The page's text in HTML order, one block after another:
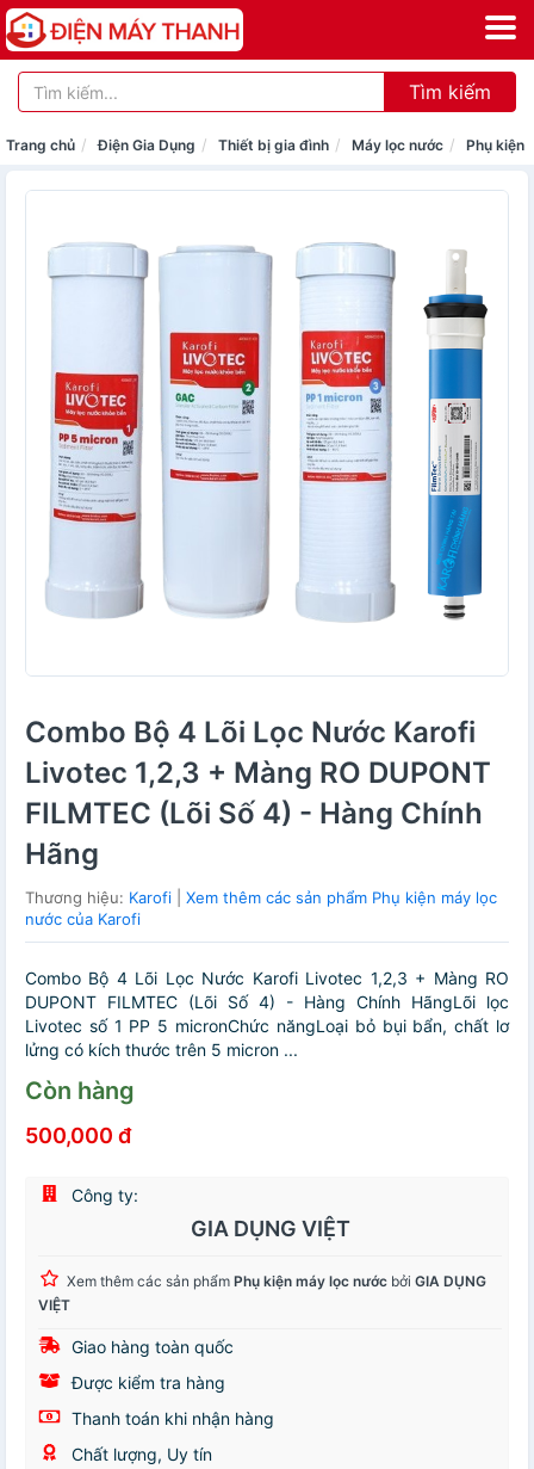
Tìm kiếm
Trang chủ Điện Gia Dụng Thiết bị gia đình Máy lọc nước Phụ kiện
Combo Bộ 4 Lõi Lọc Nước Karofi
Livotec 1,2,3 + Màng RO DUPONT
FILMTEC (Lõi Số 4) - Hàng Chính
Hãng
Thương hiệu: Karofi
Xem thêm các sản phẩm Phụ kiện máy lọc
nước của Karofi
Combo Bộ 4 Lõi Lọc Nước Karofi Livotec 1,2,3 + Màng RO
DUPONT FILMTEC (Lõi Số 4) - Hàng Chính HãngLõi lọc
Livotec số 1 PP 5 micronChức năngLoại bỏ bụi bẩn, chất lơ
lửng có kích thước trên 5 micron ...
Còn hàng
500,000 đ
Công ty:
GIA DỤNG VIỆT
Xem thêm các sản phẩm Phụ kiện máy lọc nước bởi GIA DỤNG
VIỆT
Giao hàng toàn quốc
Được kiểm tra hàng
Thanh toán khi nhận hàng
Chất lượng, Uy tín